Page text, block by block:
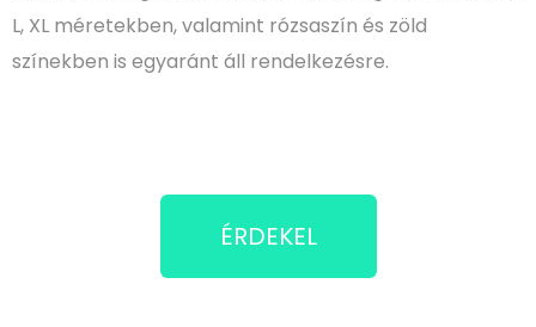
L, XL méretekben, valamint rózsaszín és zöld
színekben is egyaránt áll rendelkezésre.
ÉRDEKEL